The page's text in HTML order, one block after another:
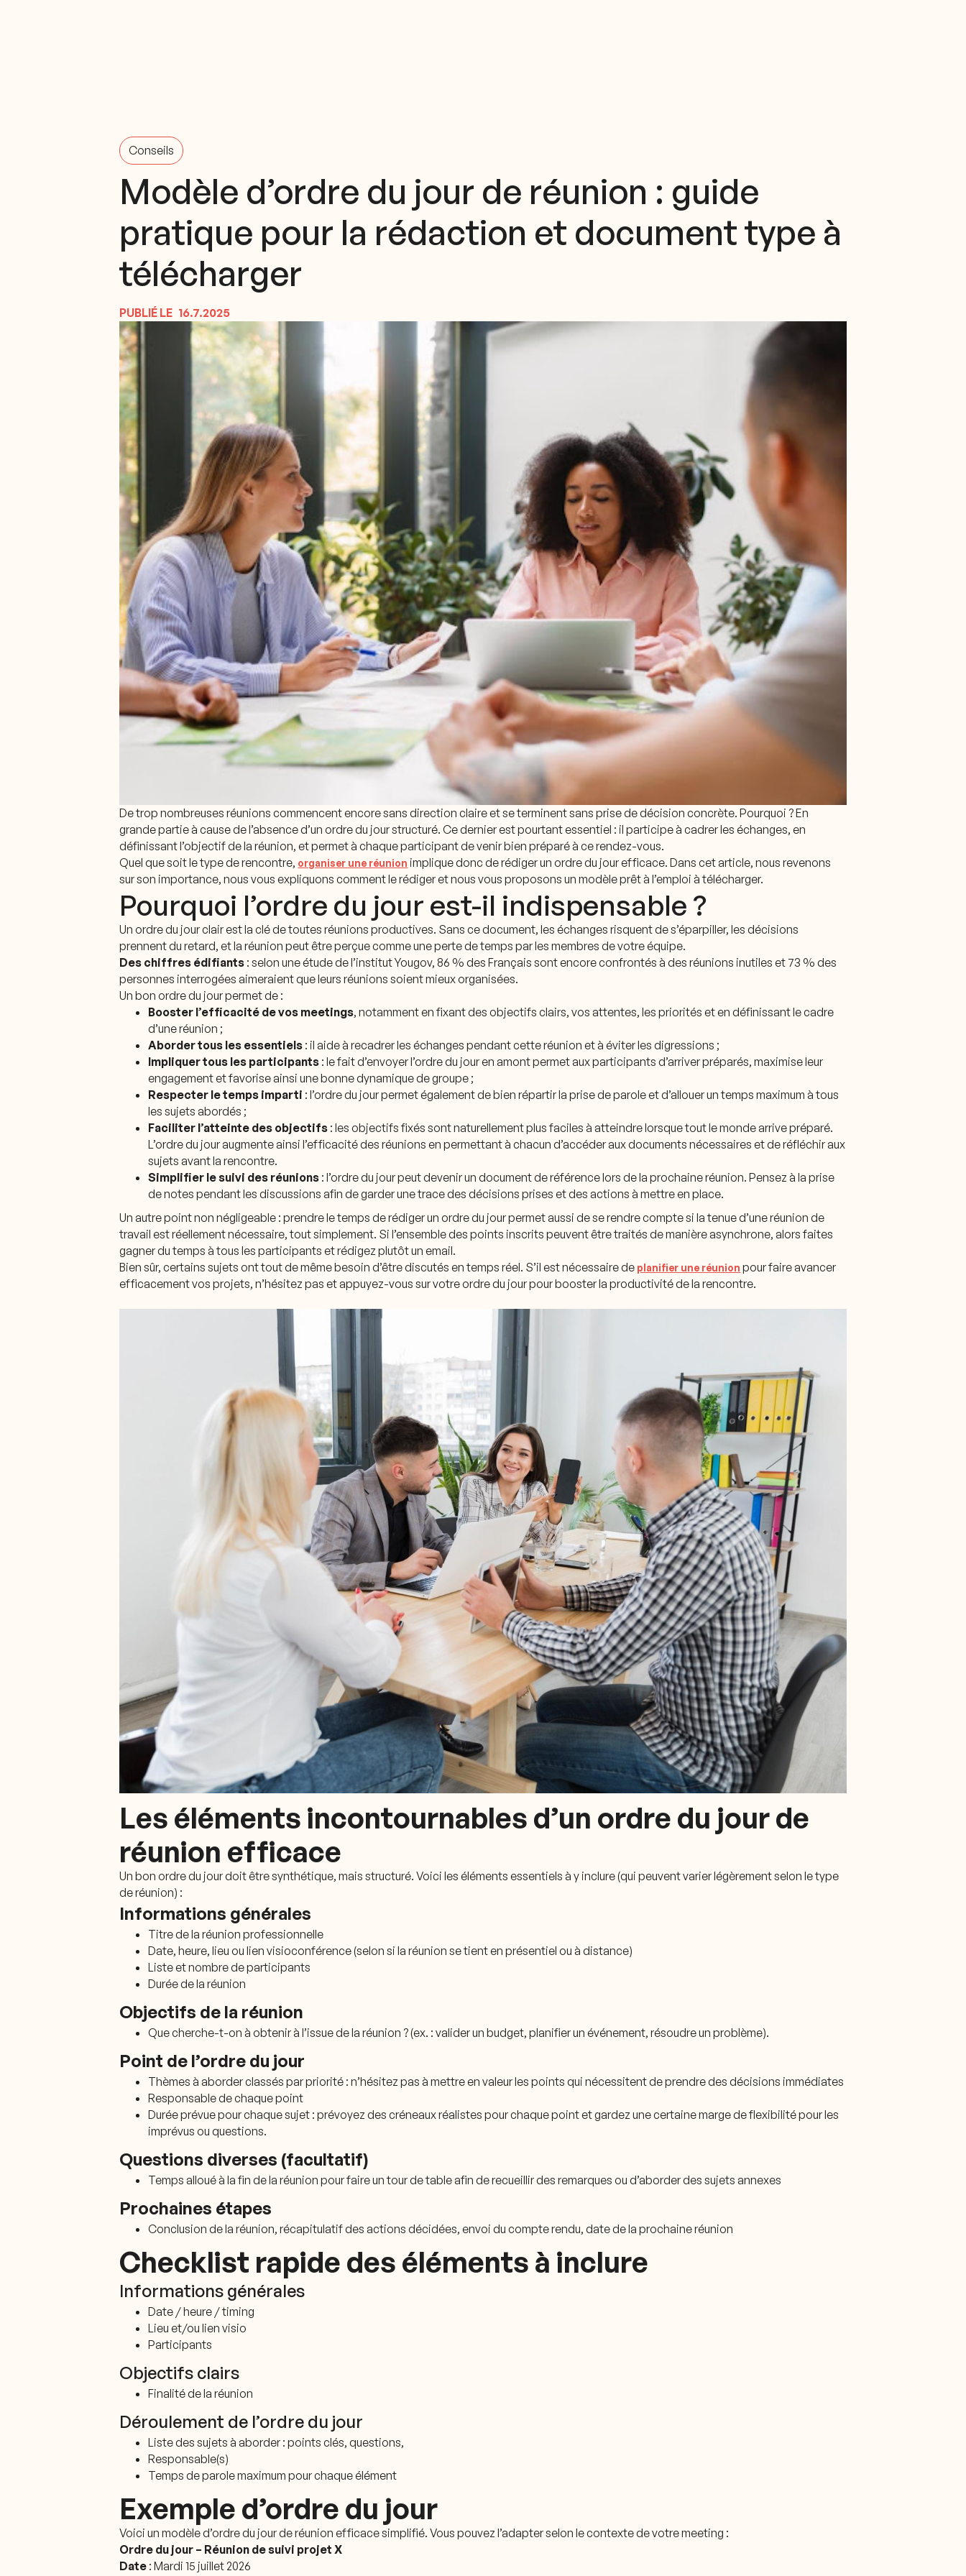
Conseils
Modèle d’ordre du jour de réunion : guide
pratique pour la rédaction et document type à
télécharger
PUBLIÉ LE 16.7.2025
De trop nombreuses réunions commencent encore sans direction claire et se terminent sans prise de décision concrète. Pourquoi ? En
grande partie à cause de l’absence d’un ordre du jour structuré. Ce dernier est pourtant essentiel : il participe à cadrer les échanges, en
définissant l’objectif de la réunion, et permet à chaque participant de venir bien préparé à ce rendez-vous.
Quel que soit le type de rencontre, organiser une réunion implique donc de rédiger un ordre du jour efficace. Dans cet article, nous revenons
sur son importance, nous vous expliquons comment le rédiger et nous vous proposons un modèle prêt à l’emploi à télécharger.
Pourquoi l’ordre du jour est-il indispensable ?
Un ordre du jour clair est la clé de toutes réunions productives. Sans ce document, les échanges risquent de s’éparpiller, les décisions
prennent du retard, et la réunion peut être perçue comme une perte de temps par les membres de votre équipe.
Des chiffres édifiants : selon une étude de l’institut Yougov, 86 % des Français sont encore confrontés à des réunions inutiles et 73 % des
personnes interrogées aimeraient que leurs réunions soient mieux organisées.
Un bon ordre du jour permet de :
Booster l’efficacité de vos meetings, notamment en fixant des objectifs clairs, vos attentes, les priorités et en définissant le cadre
d’une réunion ;
Aborder tous les essentiels : il aide à recadrer les échanges pendant cette réunion et à éviter les digressions ;
Impliquer tous les participants : le fait d’envoyer l’ordre du jour en amont permet aux participants d’arriver préparés, maximise leur
engagement et favorise ainsi une bonne dynamique de groupe ;
Respecter le temps imparti : l’ordre du jour permet également de bien répartir la prise de parole et d’allouer un temps maximum à tous
les sujets abordés ;
Faciliter l’atteinte des objectifs : les objectifs fixés sont naturellement plus faciles à atteindre lorsque tout le monde arrive préparé.
L’ordre du jour augmente ainsi l’efficacité des réunions en permettant à chacun d’accéder aux documents nécessaires et de réfléchir aux
sujets avant la rencontre.
Simplifier le suivi des réunions : l’ordre du jour peut devenir un document de référence lors de la prochaine réunion. Pensez à la prise
de notes pendant les discussions afin de garder une trace des décisions prises et des actions à mettre en place.
Un autre point non négligeable : prendre le temps de rédiger un ordre du jour permet aussi de se rendre compte si la tenue d’une réunion de
travail est réellement nécessaire, tout simplement. Si l’ensemble des points inscrits peuvent être traités de manière asynchrone, alors faites
gagner du temps à tous les participants et rédigez plutôt un email.
Bien sûr, certains sujets ont tout de même besoin d’être discutés en temps réel. S’il est nécessaire de planifier une réunion pour faire avancer
efficacement vos projets, n’hésitez pas et appuyez-vous sur votre ordre du jour pour booster la productivité de la rencontre.
Les éléments incontournables d’un ordre du jour de
réunion efficace
Un bon ordre du jour doit être synthétique, mais structuré. Voici les éléments essentiels à y inclure (qui peuvent varier légèrement selon le type
de réunion) :
Informations générales
Titre de la réunion professionnelle
Date, heure, lieu ou lien visioconférence (selon si la réunion se tient en présentiel ou à distance)
Liste et nombre de participants
Durée de la réunion
Objectifs de la réunion
Que cherche-t-on à obtenir à l’issue de la réunion ? (ex. : valider un budget, planifier un événement, résoudre un problème).
Point de l’ordre du jour
Thèmes à aborder classés par priorité : n’hésitez pas à mettre en valeur les points qui nécessitent de prendre des décisions immédiates
Responsable de chaque point
Durée prévue pour chaque sujet : prévoyez des créneaux réalistes pour chaque point et gardez une certaine marge de flexibilité pour les
imprévus ou questions.
Questions diverses (facultatif)
Temps alloué à la fin de la réunion pour faire un tour de table afin de recueillir des remarques ou d’aborder des sujets annexes
Prochaines étapes
Conclusion de la réunion, récapitulatif des actions décidées, envoi du compte rendu, date de la prochaine réunion
Checklist rapide des éléments à inclure
Informations générales
Date / heure / timing
Lieu et/ou lien visio
Participants
Objectifs clairs
Finalité de la réunion
Déroulement de l’ordre du jour
Liste des sujets à aborder : points clés, questions,
Responsable(s)
Temps de parole maximum pour chaque élément
Exemple d’ordre du jour
Voici un modèle d’ordre du jour de réunion efficace simplifié. Vous pouvez l’adapter selon le contexte de votre meeting :
Ordre du jour – Réunion de suivi projet X
Date : Mardi 15 juillet 2026